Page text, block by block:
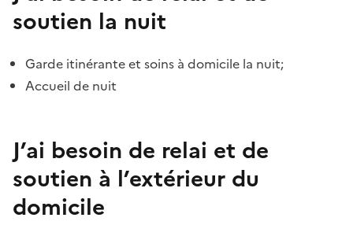
soutien la nuit
Garde itinérante et soins à domicile la nuit;
Accueil de nuit
J’ai besoin de relai et de
soutien à l’extérieur du
domicile